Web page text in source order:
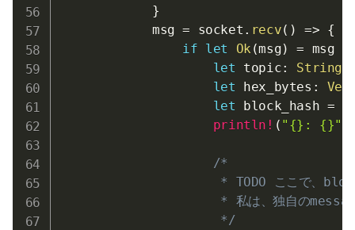
}
            msg
= socket . recv( ) => {
if let Ok (msg) = msg
let topic: String
let hex_bytes : Vec
let block_hash =
println! ( "{}: {}"
/*
* TODO ここで、
* 私は、独自のmessage
                     */